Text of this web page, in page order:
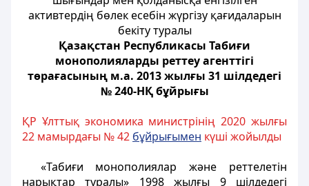
активтердің бөлек есебін жүргізу қағидаларын
бекіту туралы
Қазақстан Республикасы Табиғи
монополияларды реттеу агенттігі
төрағасының м.а. 2013 жылғы 31 шілдедегі
№ 240-НҚ бұйрығы
ҚР Ұлттық экономика министрінің 2020 жылғы
22 мамырдағы № 42 бұйрығымен күші жойылды
«Табиғи монополиялар және реттелетін
нарықтар туралы» 1998 жылғы 9 шілдедегі